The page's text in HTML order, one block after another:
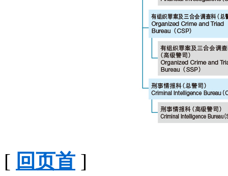
[ 回页首 ]